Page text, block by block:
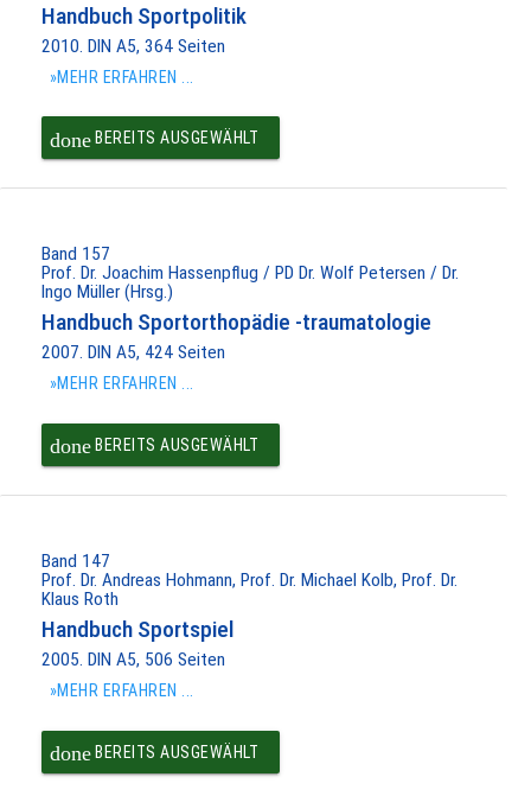
Handbuch Sportpolitik
2010. DIN A5, 364 Seiten
»MEHR ERFAHREN ...
doneBEREITS AUSGEWÄHLT
Band 157
Prof. Dr. Joachim Hassenpflug / PD Dr. Wolf Petersen / Dr.
Ingo Müller (Hrsg.)
Handbuch Sportorthopädie -traumatologie
2007. DIN A5, 424 Seiten
»MEHR ERFAHREN ...
doneBEREITS AUSGEWÄHLT
Band 147
Prof. Dr. Andreas Hohmann, Prof. Dr. Michael Kolb, Prof. Dr.
Klaus Roth
Handbuch Sportspiel
2005. DIN A5, 506 Seiten
»MEHR ERFAHREN ...
doneBEREITS AUSGEWÄHLT